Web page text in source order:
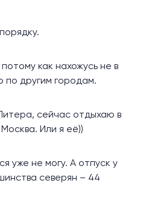
как нахожусь не в
по другим городам.
сейчас отдыхаю в
Или я её))
уже не могу. А отпуск у
северян – 44